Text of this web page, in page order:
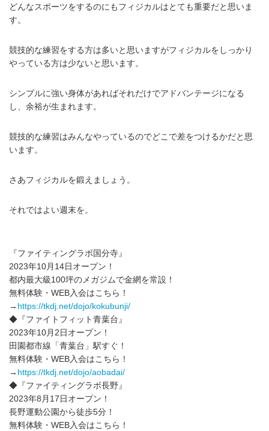
どんなスポーツをするのにもフィジカルはとても重要だと思いま
す。
競技的な練習をする方は多いと思いますがフィジカルをしっかり
やっている方は少ないと思います。
シンプルに強い身体があればそれだけでアドバンテージになる
し、余裕が生まれます。
競技的な練習はみんなやっているのでどこで差をつけるかだと思
います。
さあフィジカルを鍛えましょう。
それではよい週末を。
『ファイティングラボ国分寺』
2023年10月14日オープン！
都内最大級100坪のメガジムで金網を常設！
無料体験・WEB入会はこちら！
→ https://tkdj.net/dojo/kokubunji/
◆『ファイトフィット青葉台』
2023年10月2日オープン！
田園都市線「青葉台」駅すぐ！
無料体験・WEB入会はこちら！
→ https://tkdj.net/dojo/aobadai/
◆『ファイティングラボ長野』
2023年8月17日オープン！
長野運動公園から徒歩5分！
無料体験・WEB入会はこちら！